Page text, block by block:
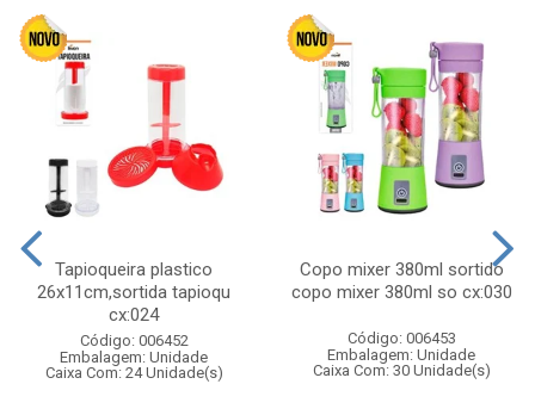
Tapioqueira plastico
26x11cm,sortida tapioqu
cx:024
Código: 006452
Embalagem: Unidade
Caixa Com: 24 Unidade(s)
Copo mixer 380ml sortido
copo mixer 380ml so cx:030
Código: 006453
Embalagem: Unidade
Caixa Com: 30 Unidade(s)